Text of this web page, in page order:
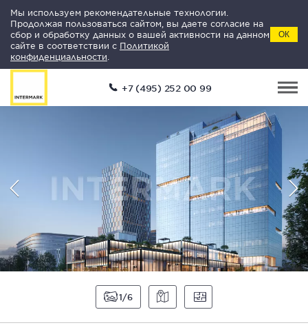
Мы используем рекомендательные технологии.
Продолжая пользоваться сайтом, вы даете согласие на
сбор и обработку данных о вашей активности на данном
сайте в соответствии с Политикой
конфиденциальности
ОК
+7 (495) 252 00 99
1 6